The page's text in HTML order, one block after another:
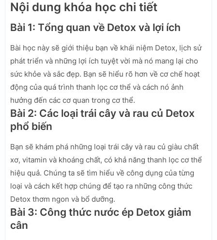
Nội dung khóa học chi tiết
Bài 1: Tổng quan về Detox và lợi ích
Bài học này sẽ giới thiệu bạn về khái niệm Detox, lịch sử
phát triển và những lợi ích tuyệt vời mà nó mang lại cho
sức khỏe và sắc đẹp. Bạn sẽ hiểu rõ hơn về cơ chế hoạt
động của quá trình thanh lọc cơ thể và cách nó ảnh
hưởng đến các cơ quan trong cơ thể.
Bài 2: Các loại trái cây và rau củ Detox
phổ biến
Bạn sẽ khám phá những loại trái cây và rau củ giàu chất
xơ, vitamin và khoáng chất, có khả năng thanh lọc cơ thể
hiệu quả. Chúng ta sẽ tìm hiểu về công dụng của từng
loại và cách kết hợp chúng để tạo ra những công thức
Detox thơm ngon và bổ dưỡng.
Bài 3: Công thức nước ép Detox giảm
cân